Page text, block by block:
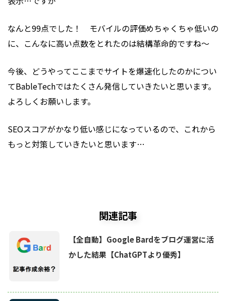
なんと99点でした！ モバイルの評価めちゃくちゃ低いの
に、こんなに高い点数をとれたのは結構革命的ですね～
今後、どうやってここまでサイトを爆速化したのかについ
てBableTechではたくさん発信していきたいと思います。
よろしくお願いします。
SEOスコアがかなり低い感じになっているので、これから
もっと対策していきたいと思います…
関連記事
【全自動】Google Bardをブログ運営に活
かした結果【ChatGPTより優秀】